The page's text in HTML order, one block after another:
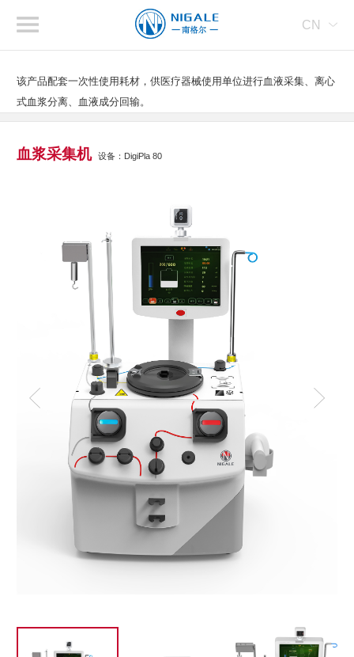
CN
该产品配套一次性使用耗材，供医疗器械使用单位进行血液采集、离心
式血浆分离、血液成分回输。
血浆采集机 设备：DigiPla 80